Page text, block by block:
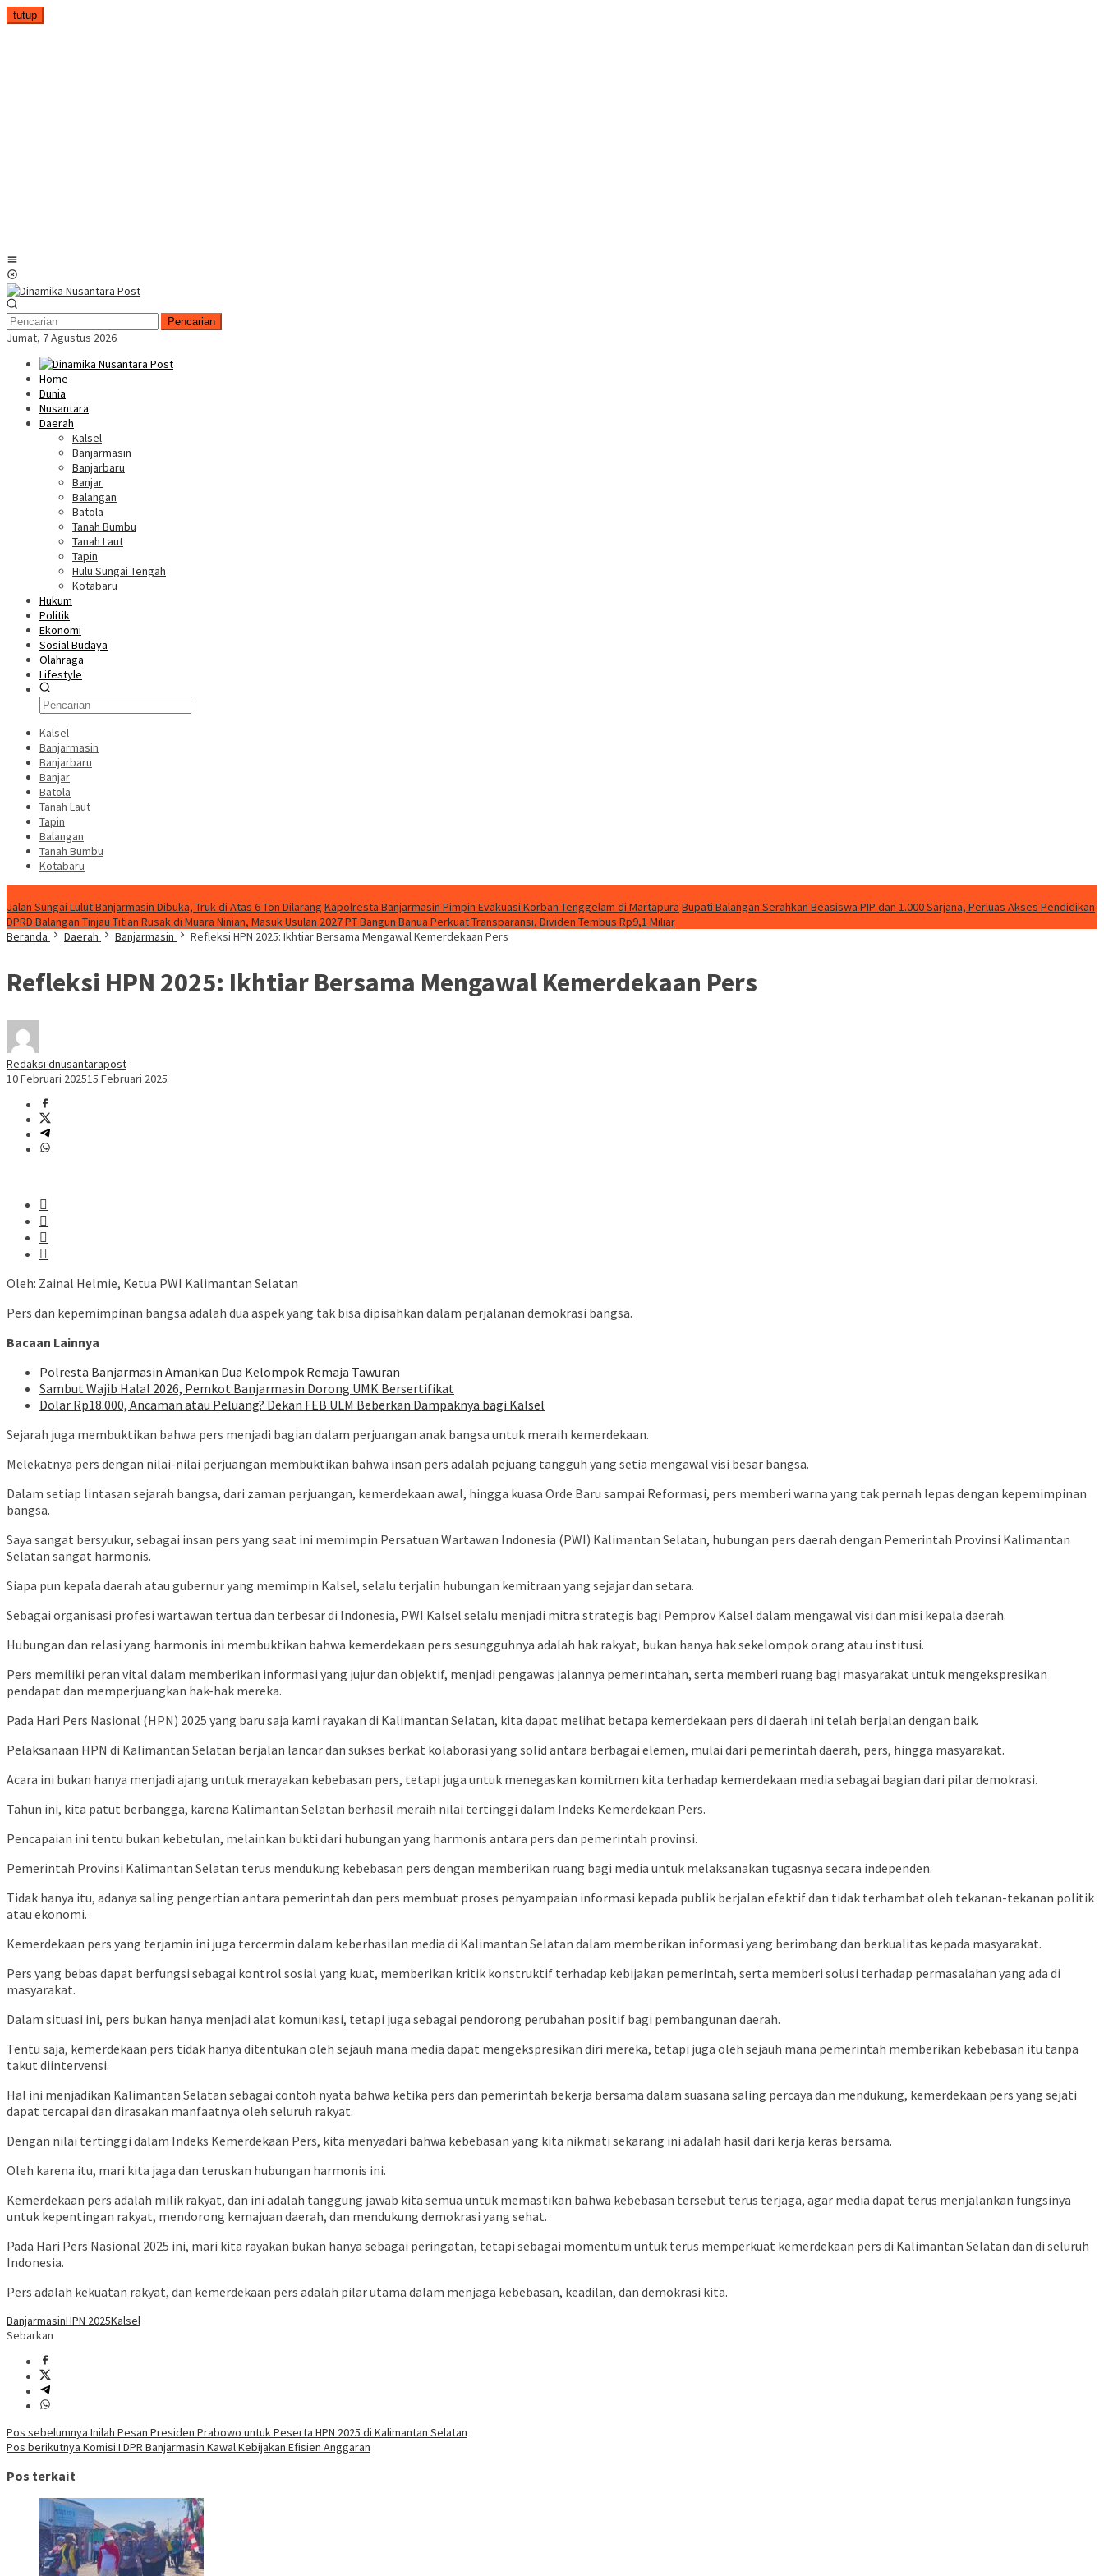
Loncat
ke
tutup
Pencarian
Jumat, 7 Agustus 2026
Home
Dunia
Nusantara
Daerah
Kalsel
Banjarmasin
Banjarbaru
Banjar
Balangan
Batola
Tanah Bumbu
Tanah Laut
Tapin
Hulu Sungai Tengah
Kotabaru
Hukum
Politik
Ekonomi
Sosial Budaya
Olahraga
Lifestyle
Kalsel
Banjarmasin
Banjarbaru
Banjar
Batola
Tanah Laut
Tapin
Balangan
Tanah Bumbu
Kotabaru
Jalan Sungai Lulut Banjarmasin Dibuka, Truk di Atas 6 Ton Dilarang Kapolresta Banjarmasin Pimpin Evakuasi Korban Tenggelam di Martapura Bupati Balangan Serahkan Beasiswa PIP dan 1.000 Sarjana, Perluas Akses Pendidikan
DPRD Balangan Tinjau Titian Rusak di Muara Ninian, Masuk Usulan 2027PT Bangun Banua Perkuat Transparansi, Dividen Tembus Rp9,1 Miliar
Beranda
Daerah Banjarmasin Refleksi HPN 2025: Ikhtiar Bersama Mengawal Kemerdekaan Pers
Refleksi HPN 2025: Ikhtiar Bersama Mengawal Kemerdekaan Pers
Redaksi dnusantarapost
10 Februari 202515 Februari 2025
Oleh: Zainal Helmie, Ketua PWI Kalimantan Selatan
Pers dan kepemimpinan bangsa adalah dua aspek yang tak bisa dipisahkan dalam perjalanan demokrasi bangsa.
Bacaan Lainnya
Polresta Banjarmasin Amankan Dua Kelompok Remaja Tawuran
Sambut Wajib Halal 2026, Pemkot Banjarmasin Dorong UMK Bersertifikat
Dolar Rp18.000, Ancaman atau Peluang? Dekan FEB ULM Beberkan Dampaknya bagi Kalsel
Sejarah juga membuktikan bahwa pers menjadi bagian dalam perjuangan anak bangsa untuk meraih kemerdekaan.
Melekatnya pers dengan nilai-nilai perjuangan membuktikan bahwa insan pers adalah pejuang tangguh yang setia mengawal visi besar bangsa.
Dalam setiap lintasan sejarah bangsa, dari zaman perjuangan, kemerdekaan awal, hingga kuasa Orde Baru sampai Reformasi, pers memberi warna yang tak pernah lepas dengan kepemimpinan
bangsa.
Saya sangat bersyukur, sebagai insan pers yang saat ini memimpin Persatuan Wartawan Indonesia (PWI) Kalimantan Selatan, hubungan pers daerah dengan Pemerintah Provinsi Kalimantan
Selatan sangat harmonis.
Siapa pun kepala daerah atau gubernur yang memimpin Kalsel, selalu terjalin hubungan kemitraan yang sejajar dan setara.
Sebagai organisasi profesi wartawan tertua dan terbesar di Indonesia, PWI Kalsel selalu menjadi mitra strategis bagi Pemprov Kalsel dalam mengawal visi dan misi kepala daerah.
Hubungan dan relasi yang harmonis ini membuktikan bahwa kemerdekaan pers sesungguhnya adalah hak rakyat, bukan hanya hak sekelompok orang atau institusi.
Pers memiliki peran vital dalam memberikan informasi yang jujur dan objektif, menjadi pengawas jalannya pemerintahan, serta memberi ruang bagi masyarakat untuk mengekspresikan
pendapat dan memperjuangkan hak-hak mereka.
Pada Hari Pers Nasional (HPN) 2025 yang baru saja kami rayakan di Kalimantan Selatan, kita dapat melihat betapa kemerdekaan pers di daerah ini telah berjalan dengan baik.
Pelaksanaan HPN di Kalimantan Selatan berjalan lancar dan sukses berkat kolaborasi yang solid antara berbagai elemen, mulai dari pemerintah daerah, pers, hingga masyarakat.
Acara ini bukan hanya menjadi ajang untuk merayakan kebebasan pers, tetapi juga untuk menegaskan komitmen kita terhadap kemerdekaan media sebagai bagian dari pilar demokrasi.
Tahun ini, kita patut berbangga, karena Kalimantan Selatan berhasil meraih nilai tertinggi dalam Indeks Kemerdekaan Pers.
Pencapaian ini tentu bukan kebetulan, melainkan bukti dari hubungan yang harmonis antara pers dan pemerintah provinsi.
Pemerintah Provinsi Kalimantan Selatan terus mendukung kebebasan pers dengan memberikan ruang bagi media untuk melaksanakan tugasnya secara independen.
Tidak hanya itu, adanya saling pengertian antara pemerintah dan pers membuat proses penyampaian informasi kepada publik berjalan efektif dan tidak terhambat oleh tekanan-tekanan politik
atau ekonomi.
Kemerdekaan pers yang terjamin ini juga tercermin dalam keberhasilan media di Kalimantan Selatan dalam memberikan informasi yang berimbang dan berkualitas kepada masyarakat.
Pers yang bebas dapat berfungsi sebagai kontrol sosial yang kuat, memberikan kritik konstruktif terhadap kebijakan pemerintah, serta memberi solusi terhadap permasalahan yang ada di
masyarakat.
Dalam situasi ini, pers bukan hanya menjadi alat komunikasi, tetapi juga sebagai pendorong perubahan positif bagi pembangunan daerah.
Tentu saja, kemerdekaan pers tidak hanya ditentukan oleh sejauh mana media dapat mengekspresikan diri mereka, tetapi juga oleh sejauh mana pemerintah memberikan kebebasan itu tanpa
takut diintervensi.
Hal ini menjadikan Kalimantan Selatan sebagai contoh nyata bahwa ketika pers dan pemerintah bekerja bersama dalam suasana saling percaya dan mendukung, kemerdekaan pers yang sejati
dapat tercapai dan dirasakan manfaatnya oleh seluruh rakyat.
Dengan nilai tertinggi dalam Indeks Kemerdekaan Pers, kita menyadari bahwa kebebasan yang kita nikmati sekarang ini adalah hasil dari kerja keras bersama.
Oleh karena itu, mari kita jaga dan teruskan hubungan harmonis ini.
Kemerdekaan pers adalah milik rakyat, dan ini adalah tanggung jawab kita semua untuk memastikan bahwa kebebasan tersebut terus terjaga, agar media dapat terus menjalankan fungsinya
untuk kepentingan rakyat, mendorong kemajuan daerah, dan mendukung demokrasi yang sehat.
Pada Hari Pers Nasional 2025 ini, mari kita rayakan bukan hanya sebagai peringatan, tetapi sebagai momentum untuk terus memperkuat kemerdekaan pers di Kalimantan Selatan dan di seluruh
Indonesia.
Pers adalah kekuatan rakyat, dan kemerdekaan pers adalah pilar utama dalam menjaga kebebasan, keadilan, dan demokrasi kita.
BanjarmasinHPN 2025Kalsel
Sebarkan
Navigasi
pos
Pos sebelumnya Inilah Pesan Presiden Prabowo untuk Peserta HPN 2025 di Kalimantan Selatan
Pos berikutnya Komisi I DPR Banjarmasin Kawal Kebijakan Efisien Anggaran
Pos terkait